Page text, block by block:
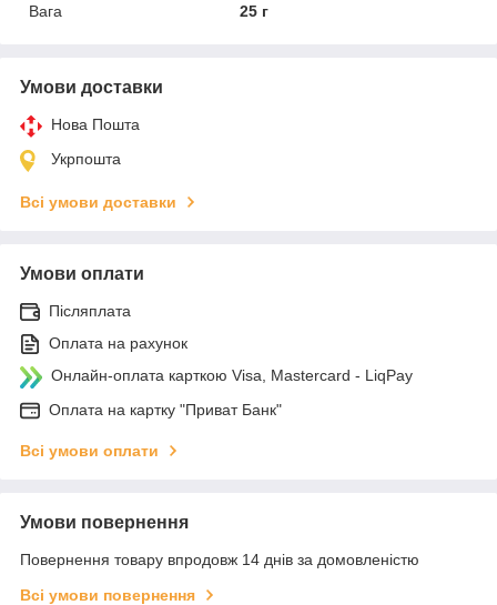
Вага
25 г
Умови доставки
Нова Пошта
Укрпошта
Всі умови доставки
Умови оплати
Післяплата
Оплата на рахунок
Онлайн-оплата карткою Visa, Mastercard - LiqPay
Оплата на картку "Приват Банк"
Всі умови оплати
Умови повернення
Повернення товару впродовж 14 днів за домовленістю
Всі умови повернення